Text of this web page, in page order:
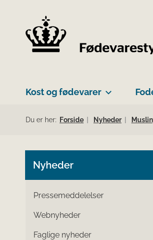
Kost og fødevarer
Du er her: Forside Nyheder
Nyheder
Pressemeddelelser
Webnyheder
Faglige nyheder